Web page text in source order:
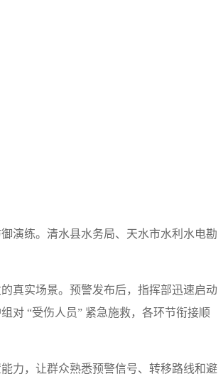
演练。清水县水务局、天水市水利水电勘
真实场景。预警发布后，指挥部迅速启动
对 “受伤人员” 紧急施救，各环节衔接顺
力，让群众熟悉预警信号、转移路线和避